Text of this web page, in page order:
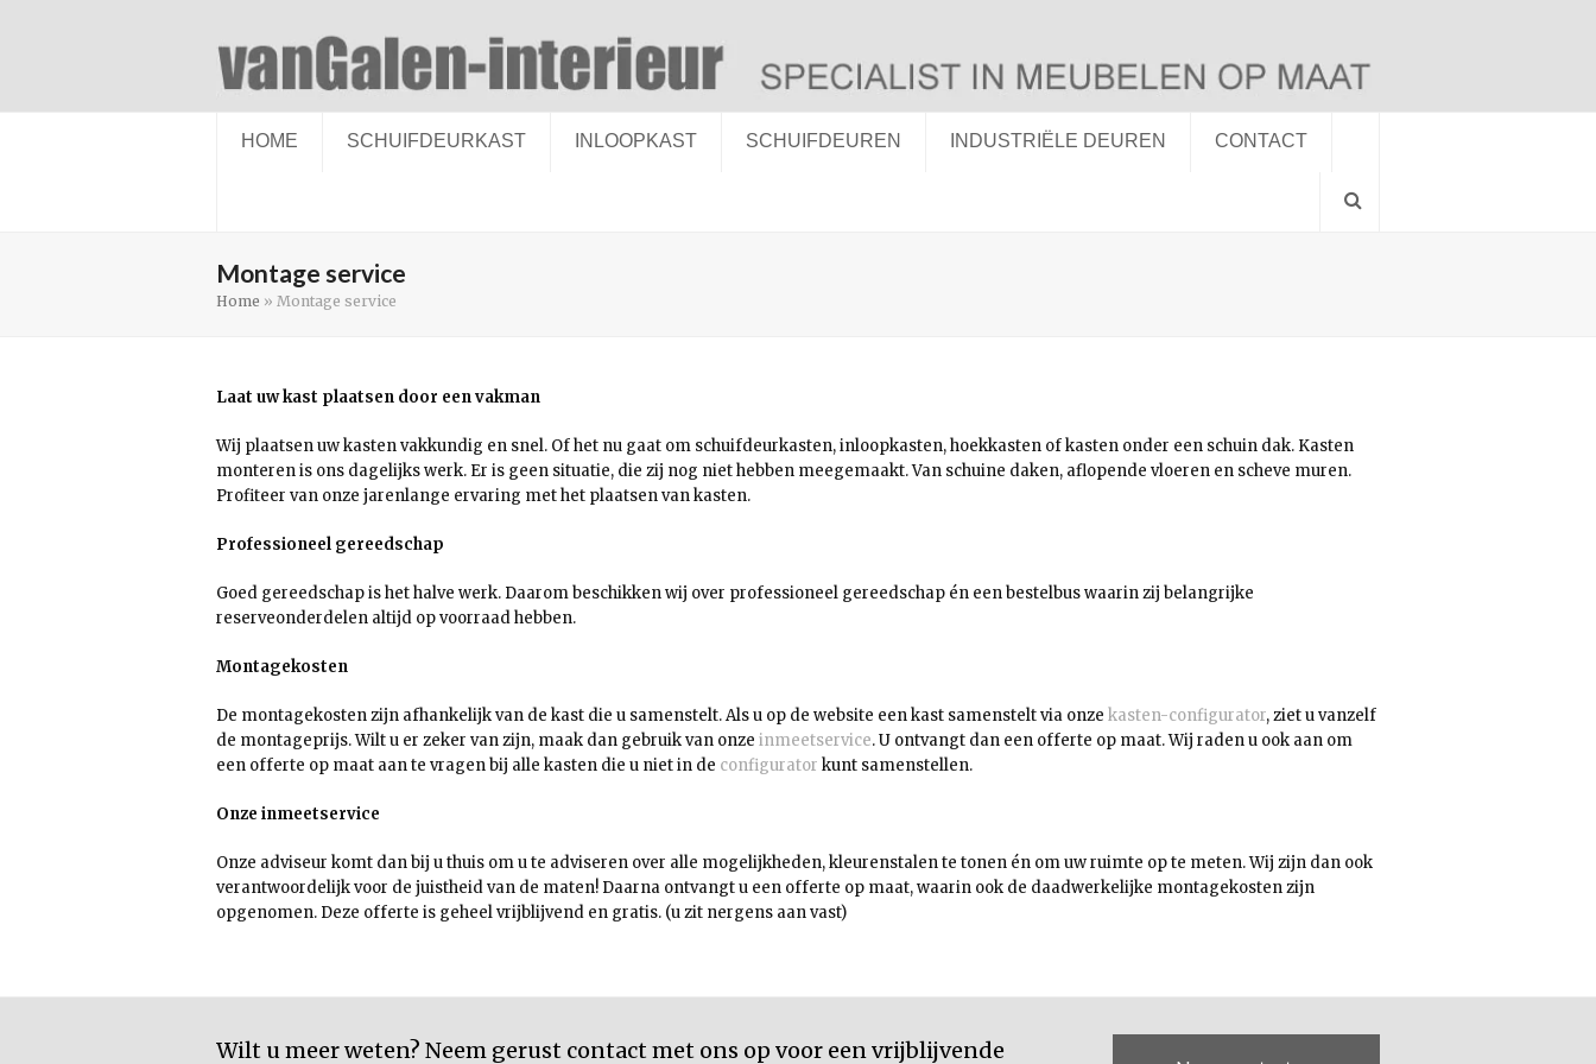
HOME SCHUIFDEURKAST INLOOPKAST SCHUIFDEUREN INDUSTRIËLE DEUREN CONTACT
Montage service
Home » Montage service
Laat uw kast plaatsen door een vakman
Wij plaatsen uw kasten vakkundig en snel. Of het nu gaat om schuifdeurkasten, inloopkasten, hoekkasten of kasten onder een schuin dak. Kasten
monteren is ons dagelijks werk. Er is geen situatie, die zij nog niet hebben meegemaakt. Van schuine daken, aflopende vloeren en scheve muren.
Profiteer van onze jarenlange ervaring met het plaatsen van kasten.
Professioneel gereedschap
Goed gereedschap is het halve werk. Daarom beschikken wij over professioneel gereedschap én een bestelbus waarin zij belangrijke
reserveonderdelen altijd op voorraad hebben.
Montagekosten
De montagekosten zijn afhankelijk van de kast die u samenstelt. Als u op de website een kast samenstelt via onze kasten-configurator, ziet u vanzelf
de montageprijs. Wilt u er zeker van zijn, maak dan gebruik van onze inmeetservice. U ontvangt dan een offerte op maat. Wij raden u ook aan om
een offerte op maat aan te vragen bij alle kasten die u niet in de configurator kunt samenstellen.
Onze inmeetservice
Onze adviseur komt dan bij u thuis om u te adviseren over alle mogelijkheden, kleurenstalen te tonen én om uw ruimte op te meten. Wij zijn dan ook
verantwoordelijk voor de juistheid van de maten! Daarna ontvangt u een offerte op maat, waarin ook de daadwerkelijke montagekosten zijn
opgenomen. Deze offerte is geheel vrijblijvend en gratis. (u zit nergens aan vast)
Wilt u meer weten? Neem gerust contact met ons op voor een vrijblijvende